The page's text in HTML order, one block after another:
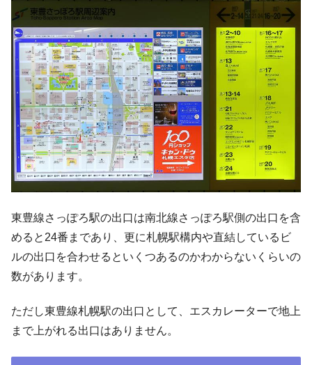
東豊線さっぽろ駅の出口は南北線さっぽろ駅側の出口を含
めると24番まであり、更に札幌駅構内や直結しているビ
ルの出口を合わせるといくつあるのかわからないくらいの
数があります。
ただし東豊線札幌駅の出口として、エスカレーターで地上
まで上がれる出口はありません。